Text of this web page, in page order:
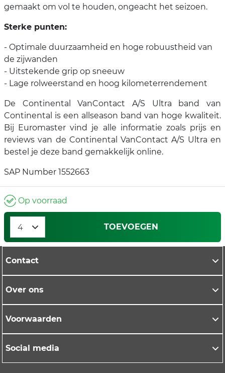
gemaakt om vol te houden, ongeacht het seizoen.
Sterke punten:
- Optimale duurzaamheid en hoge robuustheid van
de zijwanden
- Uitstekende grip op sneeuw
- Lage rolweerstand en hoog kilometerrendement
De Continental VanContact A/S Ultra band van
Continental is een allseason band van hoge kwaliteit.
Bij Euromaster vind je alle informatie zoals prijs en
reviews van de Continental VanContact A/S Ultra en
bestel je deze band gemakkelijk online.
SAP Number 1552663
Op voorraad
TOEVOEGEN
Contact
Over ons
Voorwaarden
Social media